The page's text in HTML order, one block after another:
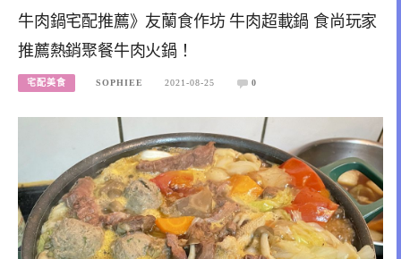
牛肉鍋宅配推薦》友蘭食作坊 牛肉超載鍋 食尚玩家
推薦熱銷聚餐牛肉火鍋！
宅配美食 SOPHIEE 2021-08-25 0